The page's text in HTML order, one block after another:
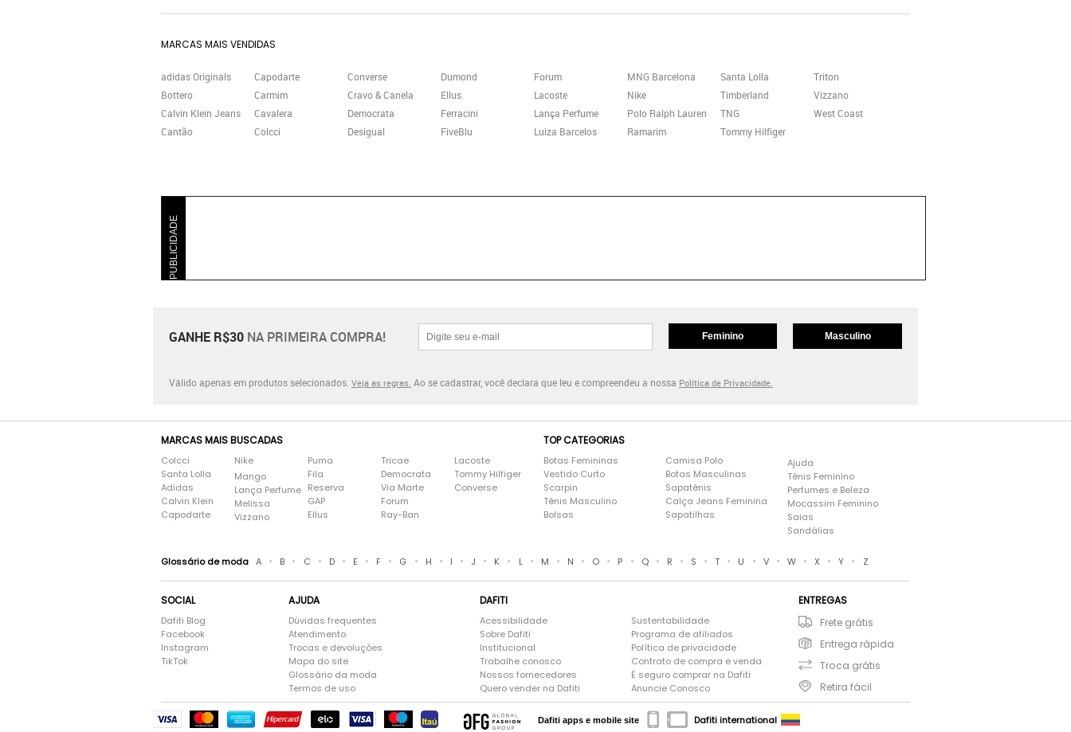
MARCAS MAIS VENDIDAS
adidas Originals
Bottero
Calvin Klein Jeans
Cantão
Capodarte
Carmim
Cavalera
Colcci
Converse
Cravo & Canela
Democrata
Desigual
Dumond
Ellus
Ferracini
FiveBlu
Forum
Lacoste
Lança Perfume
Luiza Barcelos
MNG Barcelona
Nike
Polo Ralph Lauren
Ramarim
Santa Lolla
Timberland
TNG
Tommy Hilfiger
Triton
Vizzano
West Coast
PUBLICIDADE
GANHE R$30 NA PRIMEIRA COMPRA! Feminino Masculino
Válido apenas em produtos selecionados. Veja as regras. Ao se cadastrar, você declara que leu e compreendeu a nossa Política de Privacidade.
MARCAS MAIS BUSCADAS
Colcci
Santa Lolla
Adidas
Calvin Klein
Capodarte
Nike
Mango
Lança Perfume
Melissa
Vizzano
Puma
Fila
Reserva
GAP
Ellus
Tricae
Democrata
Via Marte
Forum
Ray-Ban
Lacoste
Tommy Hilfiger
Converse
TOP CATEGORIAS
Botas Femininas
Vestido Curto
Scarpin
Tênis Masculino
Bolsas
Camisa Polo
Botas Masculinas
Sapatênis
Calça Jeans Feminina
Sapatilhas
Ajuda
Tênis Feminino
Perfumes e Beleza
Mocassim Feminino
Saias
Sandálias
Glossário de moda A • B • C • D • E • F • G • H • I • J • K • L • M • N • O • P • Q • R • S • T • U • V • W • X • Y • Z
SOCIAL
Dafiti Blog
Facebook
Instagram
TikTok
AJUDA
Dúvidas frequentes
Atendimento
Trocas e devoluções
Mapa do site
Glossário da moda
Termos de uso
DAFITI
Acessibilidade
Sobre Dafiti
Institucional
Trabalhe conosco
Nossos fornecedores
Quero vender na Dafiti
Sustentabilidade
Programa de afiliados
Política de privacidade
Contrato de compra e venda
É seguro comprar na Dafiti
Anuncie Conosco
ENTREGAS
Frete grátis
Entrega rápida
Troca grátis
Retira fácil
Dafiti apps e mobile site Dafiti international